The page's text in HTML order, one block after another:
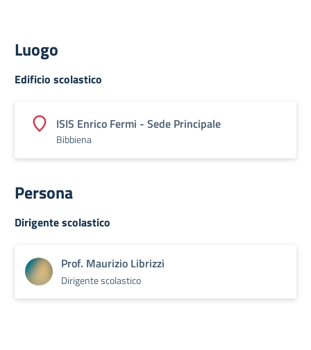
Luogo
Edificio scolastico
ISIS Enrico Fermi - Sede Principale
Bibbiena
Persona
Dirigente scolastico
Prof. Maurizio Librizzi
Dirigente scolastico